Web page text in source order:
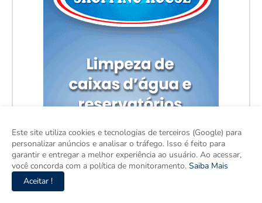
Este site utiliza cookies e tecnologias de terceiros (Google) para
personalizar anúncios e analisar o tráfego. Isso é feito para
garantir e entregar a melhor experiência ao usuário. Ao acessar,
você concorda com a política de monitoramento. Saiba Mais
Aceitar !